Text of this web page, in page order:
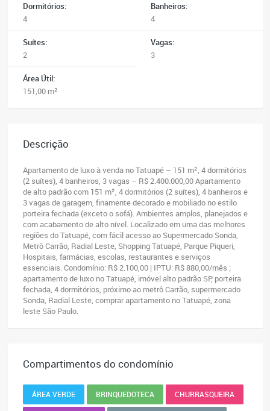
Dormitórios:
4
Banheiros:
4
Suítes:
2
Vagas:
3
Área Útil:
151,00 m²
Descrição
Apartamento de luxo à venda no Tatuapé – 151 m², 4 dormitórios
(2 suítes), 4 banheiros, 3 vagas – R$ 2.400.000,00 Apartamento
de alto padrão com 151 m², 4 dormitórios (2 suítes), 4 banheiros e
3 vagas de garagem, finamente decorado e mobiliado no estilo
porteira fechada (exceto o sofá). Ambientes amplos, planejados e
com acabamento de alto nível. Localizado em uma das melhores
regiões do Tatuapé, com fácil acesso ao Supermercado Sonda,
Metrô Carrão, Radial Leste, Shopping Tatuapé, Parque Piqueri,
Hospitais, farmácias, escolas, restaurantes e serviços
essenciais. Condomínio: R$ 2.100,00 | IPTU: R$ 880,00/mês ;
apartamento de luxo no Tatuapé, imóvel alto padrão SP, porteira
fechada, 4 dormitórios, próximo ao metrô Carrão, supermercado
Sonda, Radial Leste, comprar apartamento no Tatuapé, zona
leste São Paulo.
Compartimentos do condomínio
ÁREA VERDE BRINQUEDOTECA CHURRASQUEIRA